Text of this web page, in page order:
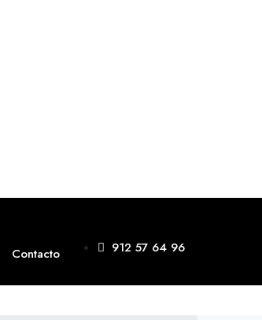
Contacto 912 57 64 96